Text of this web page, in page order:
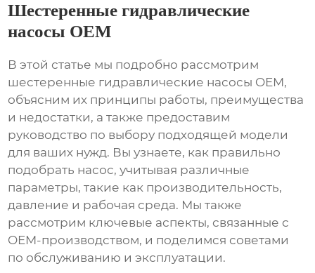
Шестеренные гидравлические
насосы OEM
В этой статье мы подробно рассмотрим
шестеренные гидравлические насосы OEM,
объясним их принципы работы, преимущества
и недостатки, а также предоставим
руководство по выбору подходящей модели
для ваших нужд. Вы узнаете, как правильно
подобрать насос, учитывая различные
параметры, такие как производительность,
давление и рабочая среда. Мы также
рассмотрим ключевые аспекты, связанные с
OEM-производством, и поделимся советами
по обслуживанию и эксплуатации.